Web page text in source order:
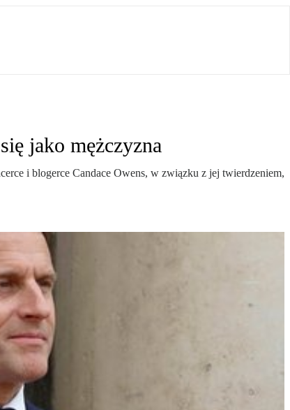
jako mężczyzna
i blogerce Candace Owens, w związku z jej twierdzeniem,